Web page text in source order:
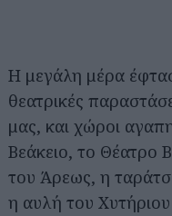
Η μεγάλη μέρα
θεατρικές
μας, και χώροι
Βεάκειο, το Θέατρο
του Άρεως, η
η αυλή του Χυτήριου